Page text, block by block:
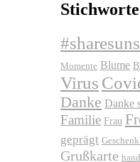
Momente Blume
Virus
Danke Danke
Familie Frau
geprägt
Grußkarte